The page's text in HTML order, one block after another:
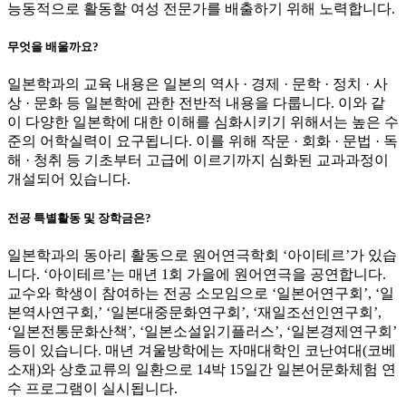
능동적으로 활동할 여성 전문가를 배출하기 위해 노력합니다.
무엇을 배울까요?
일본학과의 교육 내용은 일본의 역사 · 경제 · 문학 · 정치 · 사
상 · 문화 등 일본학에 관한 전반적 내용을 다룹니다. 이와 같
이 다양한 일본학에 대한 이해를 심화시키기 위해서는 높은 수
준의 어학실력이 요구됩니다. 이를 위해 작문 · 회화 · 문법 · 독
해 · 청취 등 기초부터 고급에 이르기까지 심화된 교과과정이
개설되어 있습니다.
전공 특별활동 및 장학금은?
일본학과의 동아리 활동으로 원어연극학회 ‘아이테르’가 있습
니다. ‘아이테르’는 매년 1회 가을에 원어연극을 공연합니다.
교수와 학생이 참여하는 전공 소모임으로 ‘일본어연구회’, ‘일
본역사연구회,’ ‘일본대중문화연구회’, ‘재일조선인연구회’,
‘일본전통문화산책’, ‘일본소설읽기플러스’, ‘일본경제연구회’
등이 있습니다. 매년 겨울방학에는 자매대학인 코난여대(코베
소재)와 상호교류의 일환으로 14박 15일간 일본어문화체험 연
수 프로그램이 실시됩니다.